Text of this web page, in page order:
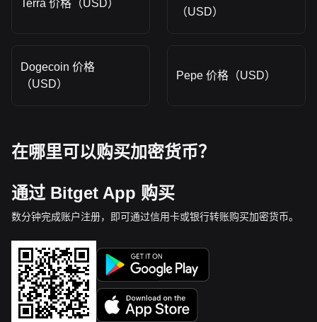
Terra 价格（USD）
（USD）
Dogecoin 价格
（USD）
Pepe 价格（USD）
在哪里可以购买加密货币？
通过 Bitget App 购买
数分钟完成账户注册，即可通过信用卡或银行转账购买加密货币。